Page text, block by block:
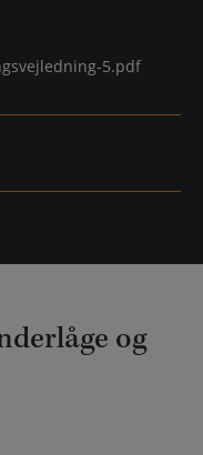
5.pdf
og